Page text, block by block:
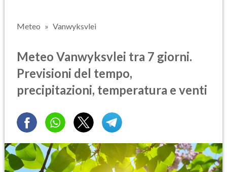
Meteo Vanwyksvlei
Meteo Vanwyksvlei tra 7 giorni.
Previsioni del tempo,
precipitazioni, temperatura e venti